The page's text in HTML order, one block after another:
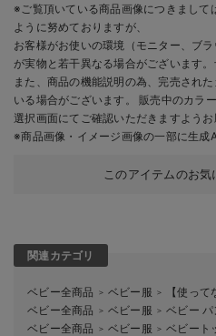
※ご覧頂いている商品画像につきまして
ように努めておりますが、
お客様がお使いの環境（モニター、ブ
が実物と若干異なる場合がございます。
また、商品の機能説明の為、完売され
いる場合がございます。 販売中のカラ
選択画面にてご確認いただきますようお
※商品画像・イメージ画像の一部に生成
このアイテムのお
関連カテゴリ
ベビー全商品 ＞ ベビー服 ＞
【使っ
ベビー全商品
＞ ベビー服 ＞ ベビー パ
ベビー全商品
＞ ベビー服 ＞ ベビート